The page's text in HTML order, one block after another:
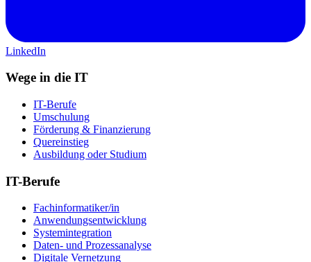
LinkedIn
Wege in die IT
IT-Berufe
Umschulung
Förderung & Finanzierung
Quereinstieg
Ausbildung oder Studium
IT-Berufe
Fachinformatiker/in
Anwendungsentwicklung
Systemintegration
Daten- und Prozessanalyse
Digitale Vernetzung